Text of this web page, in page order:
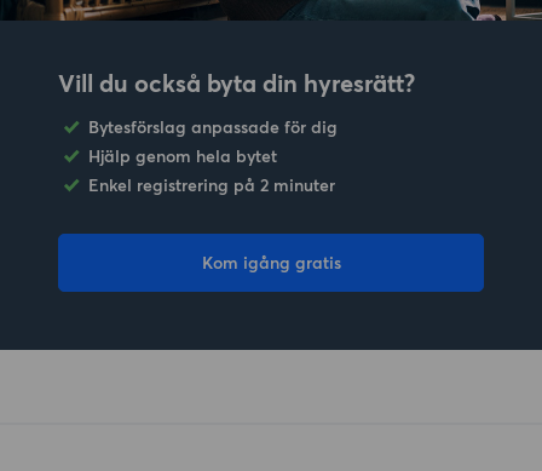
Vill du också byta din hyresrätt?
Bytesförslag anpassade för dig
Hjälp genom hela bytet
Enkel registrering på 2 minuter
Kom igång gratis